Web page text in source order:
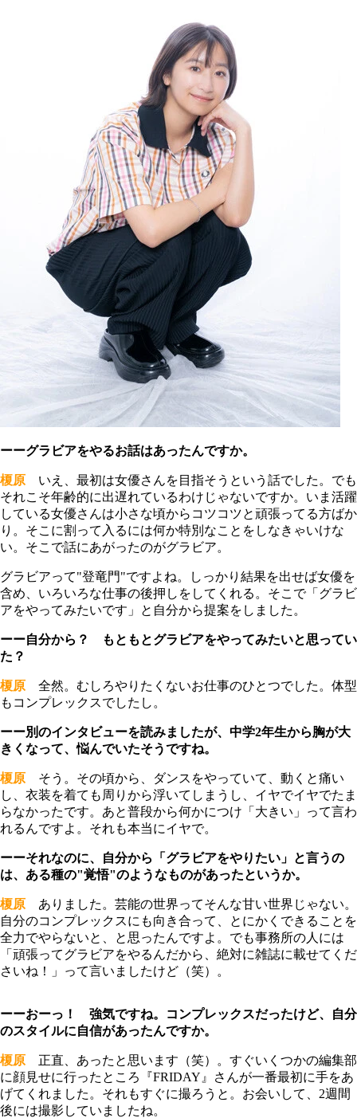
ーーグラビアをやるお話はあったんですか。
榎原 いえ、最初は女優さんを目指そうという話でした。でも
それこそ年齢的に出遅れているわけじゃないですか。いま活躍
している女優さんは小さな頃からコツコツと頑張ってる方ばか
り。そこに割って入るには何か特別なことをしなきゃいけな
い。そこで話にあがったのがグラビア。
グラビアって"登竜門"ですよね。しっかり結果を出せば女優を
含め、いろいろな仕事の後押しをしてくれる。そこで「グラビ
アをやってみたいです」と自分から提案をしました。
ーー自分から？ もともとグラビアをやってみたいと思ってい
た？
榎原 全然。むしろやりたくないお仕事のひとつでした。体型
もコンプレックスでしたし。
ーー別のインタビューを読みましたが、中学2年生から胸が大
きくなって、悩んでいたそうですね。
榎原 そう。その頃から、ダンスをやっていて、動くと痛い
し、衣装を着ても周りから浮いてしまうし、イヤでイヤでたま
らなかったです。あと普段から何かにつけ「大きい」って言わ
れるんですよ。それも本当にイヤで。
ーーそれなのに、自分から「グラビアをやりたい」と言うの
は、ある種の"覚悟"のようなものがあったというか。
榎原 ありました。芸能の世界ってそんな甘い世界じゃない。
自分のコンプレックスにも向き合って、とにかくできることを
全力でやらないと、と思ったんですよ。でも事務所の人には
「頑張ってグラビアをやるんだから、絶対に雑誌に載せてくだ
さいね！」って言いましたけど（笑）。
ーーおーっ！ 強気ですね。コンプレックスだったけど、自分
のスタイルに自信があったんですか。
榎原 正直、あったと思います（笑）。すぐいくつかの編集部
に顔見せに行ったところ『FRIDAY』さんが一番最初に手をあ
げてくれました。それもすぐに撮ろうと。お会いして、2週間
後には撮影していましたね。